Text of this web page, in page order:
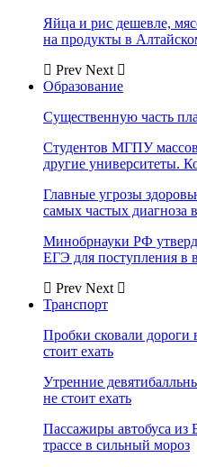
Яйца и рис дешевле,
на продукты в
Prev Next
Образование
Существенную часть
Студентов МГПУ
другие университеты.
Главные угрозы
самых частых диагноза
Минобрнауки РФ
ЕГЭ для поступления в
Prev Next
Транспорт
Пробки сковали дороги
стоит ехать
Утренние
не стоит ехать
Пассажиры автобуса из
трассе в сильный мороз